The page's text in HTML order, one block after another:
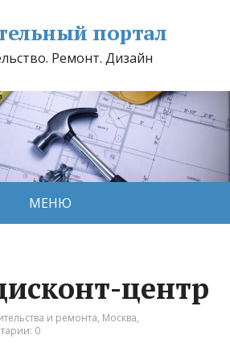
портал
Ремонт. Дизайн
МЕНЮ
центр
и ремонта, Москва,
0